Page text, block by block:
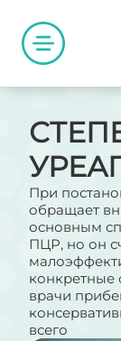
При
обращает
основным
ПЦР, но он
конкретные
врачи
всего